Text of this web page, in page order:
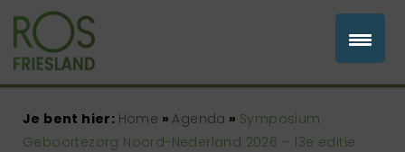
Je bent hier: Home » Agenda » Symposium
Geboortezorg Noord-Nederland 2026 – 13e editie